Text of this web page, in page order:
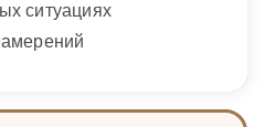
ситуациях